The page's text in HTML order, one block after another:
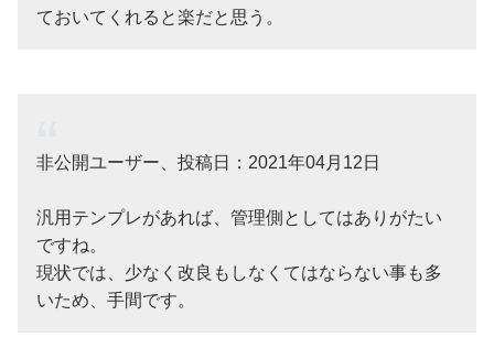
ておいてくれると楽だと思う。
非公開ユーザー、投稿日：2021年04月12日
汎用テンプレがあれば、管理側としてはありがたい
ですね。
現状では、少なく改良もしなくてはならない事も多
いため、手間です。